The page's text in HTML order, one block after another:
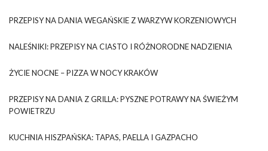
PRZEPISY NA DANIA WEGAŃSKIE Z WARZYW KORZENIOWYCH
NALEŚNIKI: PRZEPISY NA CIASTO I RÓŻNORODNE NADZIENIA
ŻYCIE NOCNE – PIZZA W NOCY KRAKÓW
PRZEPISY NA DANIA Z GRILLA: PYSZNE POTRAWY NA ŚWIEŻYM
POWIETRZU
KUCHNIA HISZPAŃSKA: TAPAS, PAELLA I GAZPACHO